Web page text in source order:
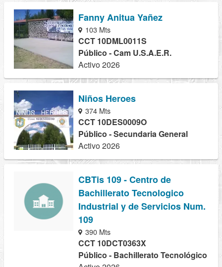
Fanny Anitua Yañez
103 Mts
CCT 10DML0011S
Público - Cam U.S.A.E.R.
Activo 2026
Niños Heroes
374 Mts
CCT 10DES0009O
Público - Secundaria General
Activo 2026
CBTis 109 - Centro de
Bachillerato Tecnologico
Industrial y de Servicios Num.
109
390 Mts
CCT 10DCT0363X
Público - Bachillerato Tecnológico